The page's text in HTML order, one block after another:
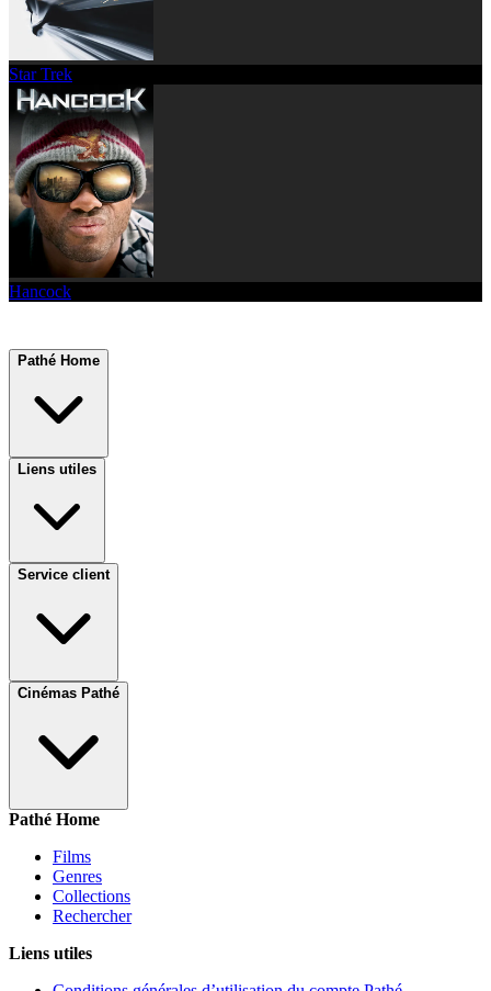
Star Trek
Hancock
Pathé Home
Liens utiles
Service client
Cinémas Pathé
Pathé Home
Films
Genres
Collections
Rechercher
Liens utiles